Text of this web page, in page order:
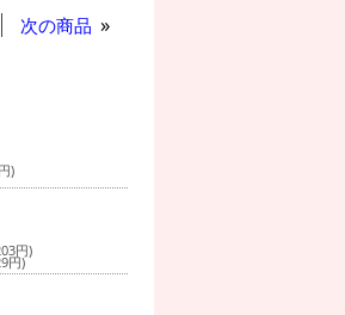
次の商品
)
円)
円)